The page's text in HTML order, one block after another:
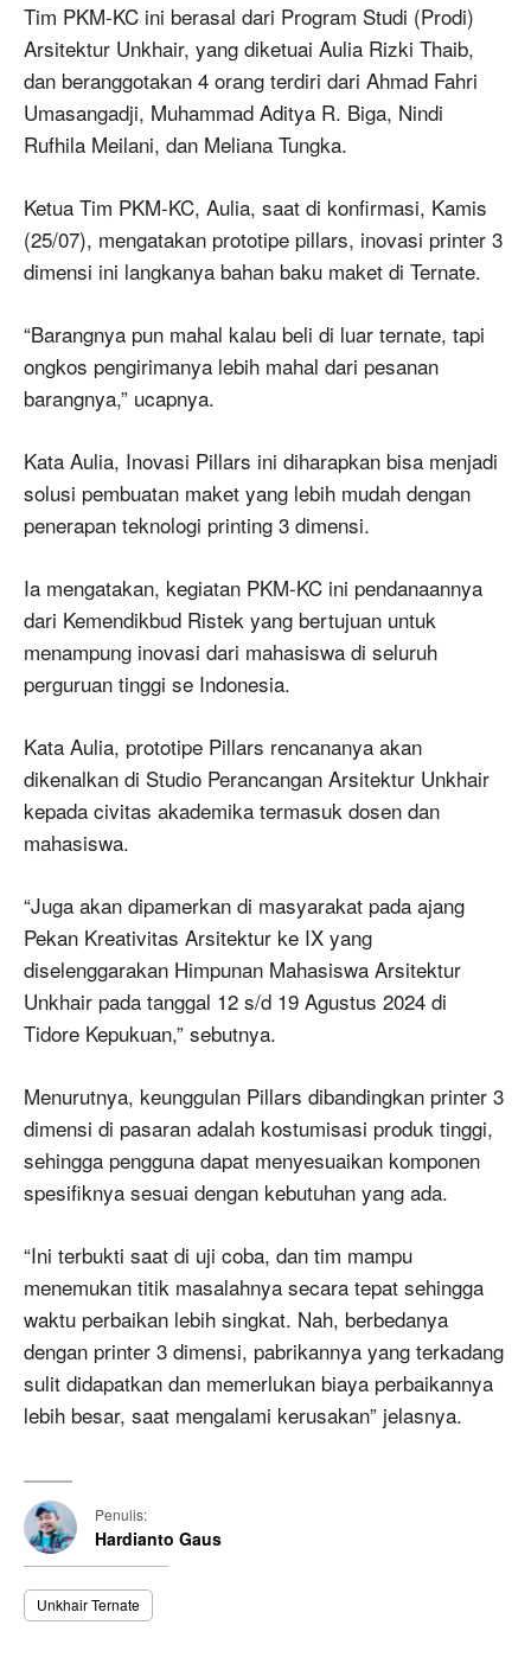
Tim PKM-KC ini berasal dari Program Studi (Prodi)
Arsitektur Unkhair, yang diketuai Aulia Rizki Thaib,
dan beranggotakan 4 orang terdiri dari Ahmad Fahri
Umasangadji, Muhammad Aditya R. Biga, Nindi
Rufhila Meilani, dan Meliana Tungka.
Ketua Tim PKM-KC, Aulia, saat di konfirmasi, Kamis
(25/07), mengatakan prototipe pillars, inovasi printer 3
dimensi ini langkanya bahan baku maket di Ternate.
“Barangnya pun mahal kalau beli di luar ternate, tapi
ongkos pengirimanya lebih mahal dari pesanan
barangnya,” ucapnya.
Kata Aulia, Inovasi Pillars ini diharapkan bisa menjadi
solusi pembuatan maket yang lebih mudah dengan
penerapan teknologi printing 3 dimensi.
Ia mengatakan, kegiatan PKM-KC ini pendanaannya
dari Kemendikbud Ristek yang bertujuan untuk
menampung inovasi dari mahasiswa di seluruh
perguruan tinggi se Indonesia.
Kata Aulia, prototipe Pillars rencananya akan
dikenalkan di Studio Perancangan Arsitektur Unkhair
kepada civitas akademika termasuk dosen dan
mahasiswa.
“Juga akan dipamerkan di masyarakat pada ajang
Pekan Kreativitas Arsitektur ke IX yang
diselenggarakan Himpunan Mahasiswa Arsitektur
Unkhair pada tanggal 12 s/d 19 Agustus 2024 di
Tidore Kepukuan,” sebutnya.
Menurutnya, keunggulan Pillars dibandingkan printer 3
dimensi di pasaran adalah kostumisasi produk tinggi,
sehingga pengguna dapat menyesuaikan komponen
spesifiknya sesuai dengan kebutuhan yang ada.
“Ini terbukti saat di uji coba, dan tim mampu
menemukan titik masalahnya secara tepat sehingga
waktu perbaikan lebih singkat. Nah, berbedanya
dengan printer 3 dimensi, pabrikannya yang terkadang
sulit didapatkan dan memerlukan biaya perbaikannya
lebih besar, saat mengalami kerusakan” jelasnya.
Penulis:
Hardianto Gaus
Unkhair Ternate